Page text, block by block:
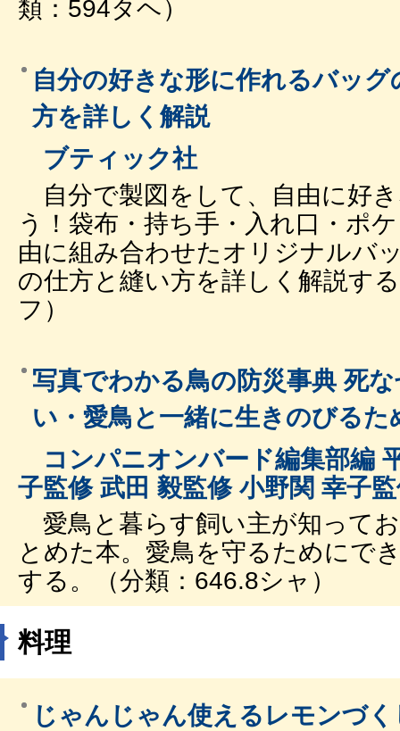
類：594タヘ）
自分の好きな形に作れるバッ
方を詳しく解説
ブティック社
自分で製図をして、自由に好
う！袋布・持ち手・入れ口・ポ
由に組み合わせたオリジナルバ
の仕方と縫い方を詳しく解説す
フ）
写真でわかる鳥の防災事典 死
い・愛鳥と一緒に生きのびるた
コンパニオンバード編集部編
子監修 武田 毅監修 小野関 幸子
愛鳥と暮らす飼い主が知って
とめた本。愛鳥を守るためにで
する。（分類：646.8シャ）
料理
じゃんじゃん使えるレモンづ